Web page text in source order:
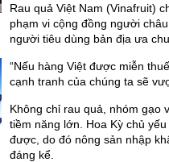
Rau quả Việt Nam (Vinafruit)
phạm vi cộng đồng người
người tiêu dùng bản địa ưa
“Nếu hàng Việt được miễn
cạnh tranh của chúng ta sẽ
Không chỉ rau quả, nhóm gạo
tiềm năng lớn. Hoa Kỳ chủ
được, do đó nông sản nhập
đáng kể.